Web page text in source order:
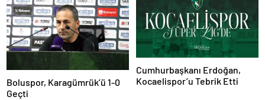
Boluspor, Karagümrük’ü 1-0
Geçti
Cumhurbaşkanı Erdoğan,
Kocaelispor’u Tebrik Etti